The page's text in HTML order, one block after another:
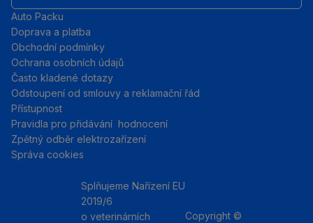
Auto Packu
Doprava a platba
Obchodní podmínky
Ochrana osobních údajů
Často kladené dotazy
Odstoupení od smlouvy a reklamační řád
Přístupnost
Pravidla pro přidávání hodnocení
Zpětný odběr elektrozařízení
Správa cookies
Splňujeme Nařízení EU
2019/6
o veterinárních
Copyright ©